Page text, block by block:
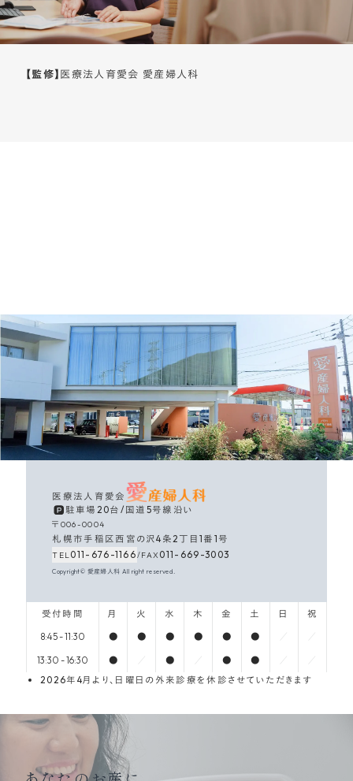
【監修】 医療法人育愛会 愛産婦人科
医療法人育愛会
駐車場20台 /国道5号線沿い
〒006-0004
札幌市手稲区西宮の沢4条2丁目1番1号
TEL011-676-1166/FAX011 - 669 -3003
Copyright© 愛産婦人科 All right reserved.
受付時間 月 火 水 木 金 土 日
祝
8:45 - 11:30
● ● ● ● ● ●
13:30 - 16:30 ● ● ● ●
2026年4月より、日曜日の外来診療を休診させていただきます